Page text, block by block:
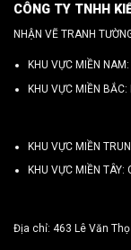
CÔNG TY TNHH
NHẬN VẼ TRANH
KHU VỰC MIỀN
KHU VỰC MIỀN BẮC:
KHU VỰC MIỀN
KHU VỰC MIỀN TÂY:
Địa chỉ: 463 Lê Văn Thọ